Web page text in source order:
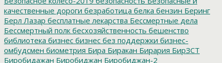
качественные дороги безработица белка бензин Беринг
Берл Лазар бесплатные лекарства Бессмертные дела
Бессмертный полк бесхозяйственность бешенство
библиотека бизнес бизнес без поддержки бизнес-
омбудсмен биометрия Бира Биракан Бирария БирЗСТ
Биробидажан Биробиджан Биробиджан-2